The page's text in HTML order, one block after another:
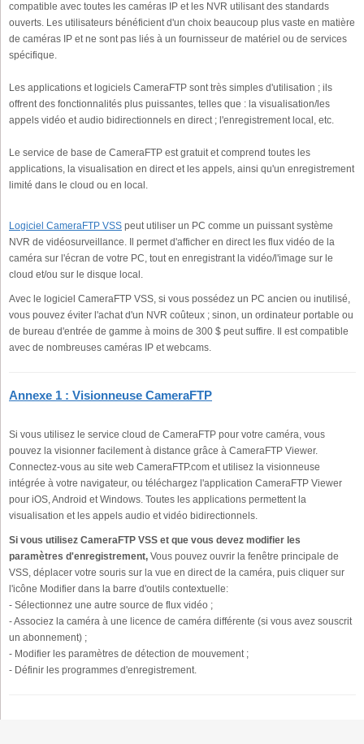
compatible avec toutes les caméras IP et les NVR utilisant des standards
ouverts. Les utilisateurs bénéficient d'un choix beaucoup plus vaste en matière
de caméras IP et ne sont pas liés à un fournisseur de matériel ou de services
spécifique.
Les applications et logiciels CameraFTP sont très simples d'utilisation ; ils
offrent des fonctionnalités plus puissantes, telles que : la visualisation/les
appels vidéo et audio bidirectionnels en direct ; l'enregistrement local, etc.
Le service de base de CameraFTP est gratuit et comprend toutes les
applications, la visualisation en direct et les appels, ainsi qu'un enregistrement
limité dans le cloud ou en local.
Logiciel CameraFTP VSS peut utiliser un PC comme un puissant système
NVR de vidéosurveillance. Il permet d'afficher en direct les flux vidéo de la
caméra sur l'écran de votre PC, tout en enregistrant la vidéo/l'image sur le
cloud et/ou sur le disque local.
Avec le logiciel CameraFTP VSS, si vous possédez un PC ancien ou inutilisé,
vous pouvez éviter l'achat d'un NVR coûteux ; sinon, un ordinateur portable ou
de bureau d'entrée de gamme à moins de 300 $ peut suffire. Il est compatible
avec de nombreuses caméras IP et webcams.
Annexe 1 : Visionneuse CameraFTP
Si vous utilisez le service cloud de CameraFTP pour votre caméra, vous
pouvez la visionner facilement à distance grâce à CameraFTP Viewer.
Connectez-vous au site web CameraFTP.com et utilisez la visionneuse
intégrée à votre navigateur, ou téléchargez l'application CameraFTP Viewer
pour iOS, Android et Windows. Toutes les applications permettent la
visualisation et les appels audio et vidéo bidirectionnels.
Si vous utilisez CameraFTP VSS et que vous devez modifier les
paramètres d'enregistrement, Vous pouvez ouvrir la fenêtre principale de
VSS, déplacer votre souris sur la vue en direct de la caméra, puis cliquer sur
l'icône Modifier dans la barre d'outils contextuelle:
- Sélectionnez une autre source de flux vidéo ;
- Associez la caméra à une licence de caméra différente (si vous avez souscrit
un abonnement) ;
- Modifier les paramètres de détection de mouvement ;
- Définir les programmes d'enregistrement.